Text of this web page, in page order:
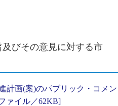
びその意見に対する市
計画(案)のパブリック・コメン
ァイル／62KB]